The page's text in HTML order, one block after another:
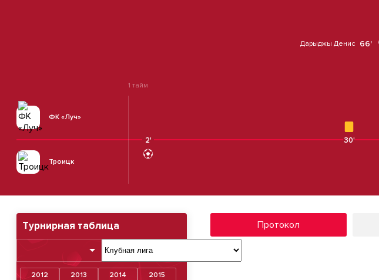
Дарыджы Денис 66'
ФК «Луч»
1 тайм
2' 30'
Троицк
Турнирная таблица
2012 2013 2014
2015
Протокол